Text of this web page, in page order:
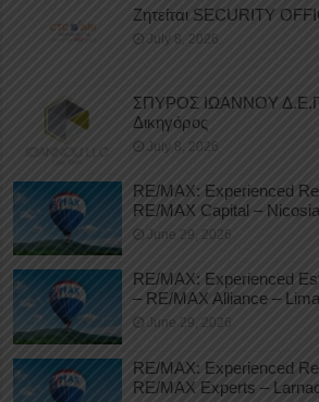
Ζητείται SECURITY
July 8, 2026
ΣΠΥΡΟΣ ΙΩΑΝΝΟΥ
Δικηγόρος
July 8, 2026
RE/MAX: Experienced
RE/MAX Capital – Nicosia
June 29, 2026
RE/MAX: Experienced
– RE/MAX Alliance –
June 29, 2026
RE/MAX: Experienced
RE/MAX Experts –